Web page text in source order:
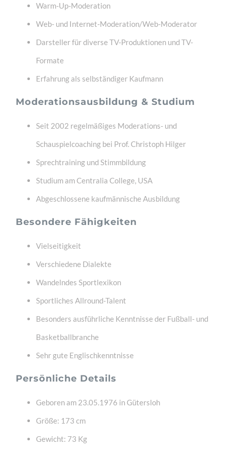
Warm-Up-Moderation
Web- und Internet-Moderation/Web-Moderator
Darsteller für diverse TV-Produktionen und TV-
Formate
Erfahrung als selbständiger Kaufmann
Moderationsausbildung & Studium
Seit 2002 regelmäßiges Moderations- und
Schauspielcoaching bei Prof. Christoph Hilger
Sprechtraining und Stimmbildung
Studium am Centralia College, USA
Abgeschlossene kaufmännische Ausbildung
Besondere Fähigkeiten
Vielseitigkeit
Verschiedene Dialekte
Wandelndes Sportlexikon
Sportliches Allround-Talent
Besonders ausführliche Kenntnisse der Fußball- und
Basketballbranche
Sehr gute Englischkenntnisse
Persönliche Details
Geboren am 23.05.1976 in Gütersloh
Größe: 173 cm
Gewicht: 73 Kg